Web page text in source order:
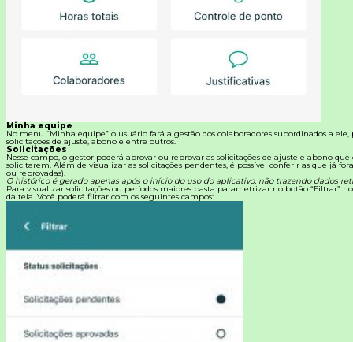
Minha equipe
No menu “Minha equipe” o usuário fará a gestão dos colaboradores subordinados a
solicitações de ajuste, abono e entre outros.
Solicitações
Nesse campo, o gestor poderá aprovar ou reprovar as solicitações de ajuste e abono que
solicitarem. Além de visualizar as solicitações pendentes, é possível conferir as que já
ou reprovadas).
O histórico é gerado apenas após o início do uso do aplicativo, não trazendo dados
Para visualizar solicitações ou períodos maiores basta parametrizar no botão “Filtrar”
da tela. Você poderá filtrar com os seguintes campos: